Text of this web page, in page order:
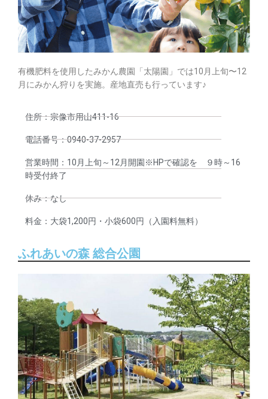
有機肥料を使用したみかん農園「太陽園」では10月上旬〜12
月にみかん狩りを実施。産地直売も行っています♪
住所：宗像市用山411-16
電話番号：0940-37-2957
営業時間：10月上旬～12月開園※HPで確認を ９時～16
時受付終了
休み：なし
料金：大袋1,200円・小袋600円（入園料無料）
ふれあいの森 総合公園